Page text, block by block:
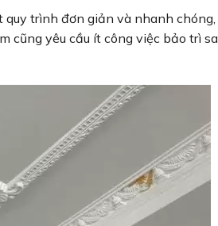
trình đơn giản và nhanh chóng,
cũng yêu cầu ít công việc bảo trì